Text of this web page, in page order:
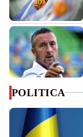
POLITICA